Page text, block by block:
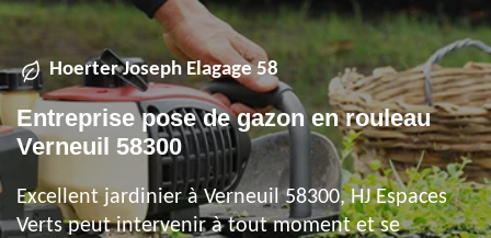
Hoerter Joseph Elagage 58
Entreprise pose de gazon en rouleau
Verneuil 58300
Excellent jardinier à Verneuil 58300, HJ Espaces
Verts peut intervenir à tout moment et se